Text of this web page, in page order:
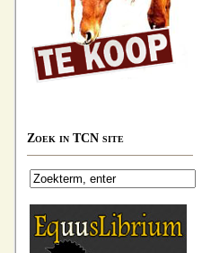
Zoek in TCN site